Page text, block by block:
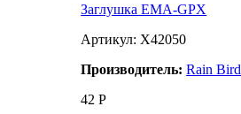
Заглушка EMA-GPX
Артикул: X42050
Производитель:Rain Bird
42 Р